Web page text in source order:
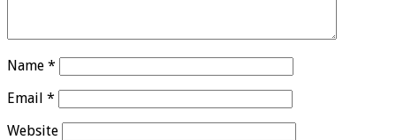
Name *
Email *
Website